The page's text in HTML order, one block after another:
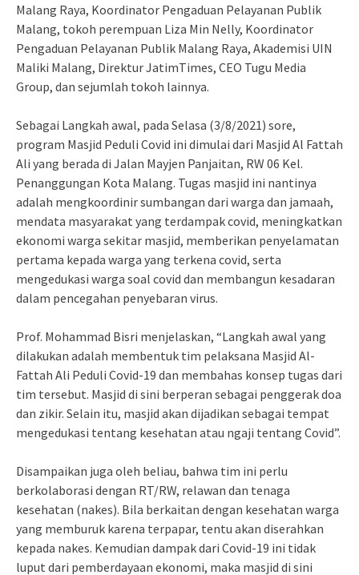
Malang Raya, Koordinator Pengaduan Pelayanan Publik
Malang, tokoh perempuan Liza Min Nelly, Koordinator
Pengaduan Pelayanan Publik Malang Raya, Akademisi UIN
Maliki Malang, Direktur JatimTimes, CEO Tugu Media
Group, dan sejumlah tokoh lainnya.
Sebagai Langkah awal, pada Selasa (3/8/2021) sore,
program Masjid Peduli Covid ini dimulai dari Masjid Al Fattah
Ali yang berada di Jalan Mayjen Panjaitan, RW 06 Kel.
Penanggungan Kota Malang. Tugas masjid ini nantinya
adalah mengkoordinir sumbangan dari warga dan jamaah,
mendata masyarakat yang terdampak covid, meningkatkan
ekonomi warga sekitar masjid, memberikan penyelamatan
pertama kepada warga yang terkena covid, serta
mengedukasi warga soal covid dan membangun kesadaran
dalam pencegahan penyebaran virus.
Prof. Mohammad Bisri menjelaskan, “Langkah awal yang
dilakukan adalah membentuk tim pelaksana Masjid Al-
Fattah Ali Peduli Covid-19 dan membahas konsep tugas dari
tim tersebut. Masjid di sini berperan sebagai penggerak doa
dan zikir. Selain itu, masjid akan dijadikan sebagai tempat
mengedukasi tentang kesehatan atau ngaji tentang Covid”.
Disampaikan juga oleh beliau, bahwa tim ini perlu
berkolaborasi dengan RT/RW, relawan dan tenaga
kesehatan (nakes). Bila berkaitan dengan kesehatan warga
yang memburuk karena terpapar, tentu akan diserahkan
kepada nakes. Kemudian dampak dari Covid-19 ini tidak
luput dari pemberdayaan ekonomi, maka masjid di sini